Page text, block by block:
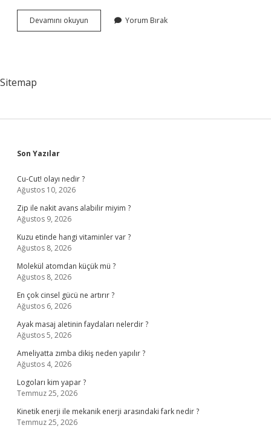
Devamını okuyun
Barışı
Yorum Bırak
Sitemap
Sidebar
Son Yazılar
Cu-Cut! olayı nedir ?
Ağustos 10, 2026
Zip ile nakit avans alabilir miyim ?
Ağustos 9, 2026
Kuzu etinde hangi vitaminler var ?
Ağustos 8, 2026
Molekül atomdan küçük mü ?
Ağustos 8, 2026
En çok cinsel gücü ne artırır ?
Ağustos 6, 2026
Ayak masaj aletinin faydaları nelerdir ?
Ağustos 5, 2026
Ameliyatta zımba dikiş neden yapılır ?
Ağustos 4, 2026
Logoları kim yapar ?
Temmuz 25, 2026
Kinetik enerji ile mekanik enerji arasındaki fark nedir ?
Temmuz 25, 2026